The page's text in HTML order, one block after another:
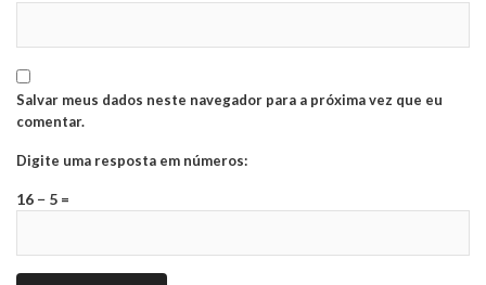
Salvar meus dados neste navegador para a próxima vez que eu
comentar.
Digite uma resposta em números:
16 − 5 =